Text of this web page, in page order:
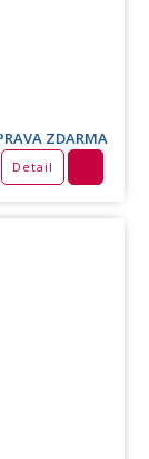
ZDARMA
Detail